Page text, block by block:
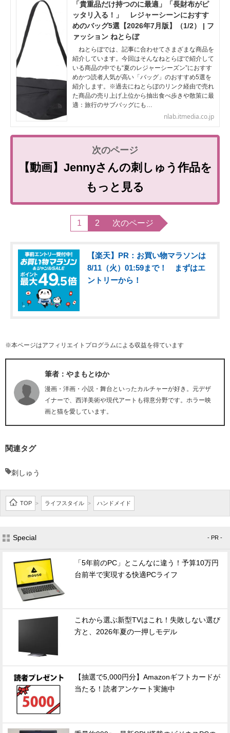
「貴重品だけ持つのに最適」「長財布がピ
ッタリ入る！」 レジャーシーンにおすす
めのバッグ5選【2026年7月版】（1/2） | フ
ァッション ねとらぼ
ねとらぼでは、記事に合わせてさまざまな商品を
紹介しています。今回はそんなねとらぼで紹介して
いる商品の中でも“夏のレジャーシーズン”におすす
めかつ読者人気が高い「バッグ」のおすすめ5選を
紹介します。※過去にねとらぼのリンク経由で売れ
た商品の売り上げ上位から抽出食べ歩きや散策に最
適：旅行のサブバッグにも…
nlab.itmedia.co.jp
【動画】Jennyさんの刺しゅう作品を
もっと見る
1 2 次のページ
【楽天】PR：お買い物マラソンは
8/11（火）01:59まで！ まずはエ
ントリーから！
※本ページはアフィリエイトプログラムによる収益を得ています
筆者：やまもとゆか
漫画・洋画・小説・舞台といったカルチャーが好き。元デザ
イナーで、西洋美術や現代アートも得意分野です。ホラー映
画と猫を愛しています。
関連タグ
刺しゅう
TOP > ライフスタイル > ハンドメイド
Special - PR -
「5年前のPC」とこんなに違う！予算10万円
台前半で実現する快適PCライフ
これから選ぶ新型TVはこれ！失敗しない選び
方と、2026年夏の一押しモデル
【抽選で5,000円分】Amazonギフトカードが
当たる！読者アンケート実施中